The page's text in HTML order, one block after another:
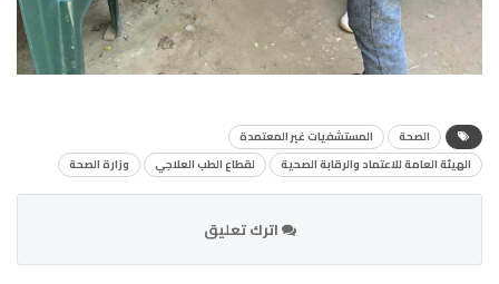
الصحة
المستشفيات غير المعتمدة
الهيئة العامة للاعتماد والرقابة الصحية
لقطاع الطب العلاجي وزارة الصحة
اترك تعليق